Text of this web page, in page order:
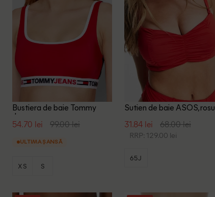
Bustiera de baie Tommy
Jeans, rosu
54.70 lei 99.00 lei
ULTIMA ȘANSĂ
XS S
Sutien de baie ASOS, rosu
31.84 lei 68.00 lei
RRP: 129.00 lei
65J